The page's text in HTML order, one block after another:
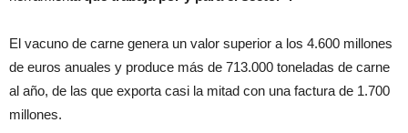
El vacuno de carne genera un valor superior a los 4.600 millones
de euros anuales y produce más de 713.000 toneladas de carne
al año, de las que exporta casi la mitad con una factura de 1.700
millones.